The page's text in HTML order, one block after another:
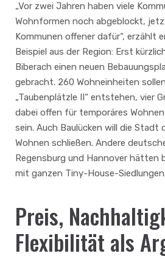
„Vor zwei Jahren haben viele
Wohnformen noch abgeblockt,
Kommunen offener dafür“, erzählt
Beispiel aus der Region: Erst
Biberach einen neuen
gebracht. 260 Wohneinheiten
„Taubenplätzle II“ entstehen, vier
dabei offen für temporäres
sein. Auch Baulücken will die Stadt
Wohnen schließen. Andere
Regensburg und Hannover hätten
mit ganzen Tiny-House-Siedlungen.
Preis,
Flexibilität als